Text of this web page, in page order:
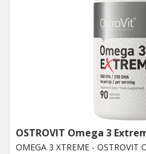
OSTROVIT Omega 3
OMEGA 3 XTREME -